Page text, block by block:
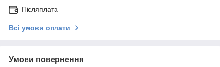
Післяплата
Всі умови оплати
Умови повернення